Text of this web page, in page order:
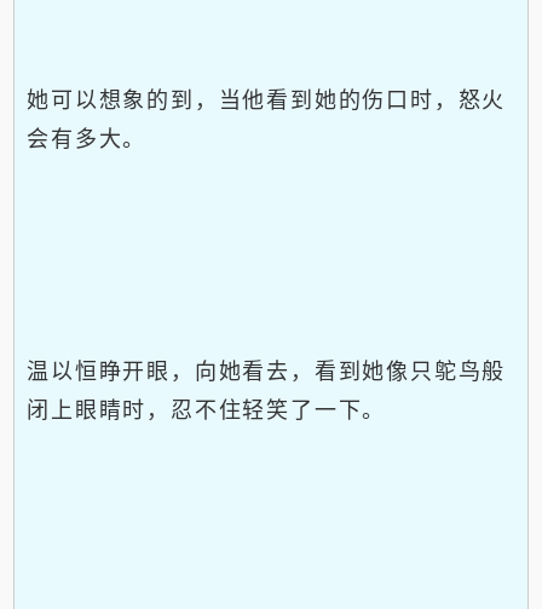
她可以想象的到，当他看到她的伤口时，怒火
会有多大。
温以恒睁开眼，向她看去，看到她像只鸵鸟般
闭上眼睛时，忍不住轻笑了一下。